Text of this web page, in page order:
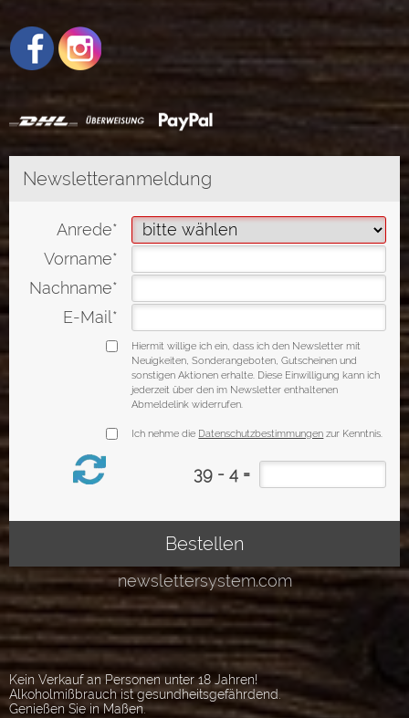
Kein Verkauf an Personen unter 18 Jahren!
Alkoholmißbrauch ist gesundheitsgefährdend.
Genießen Sie in Maßen.